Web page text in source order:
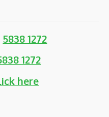
5838 1272
1272
here